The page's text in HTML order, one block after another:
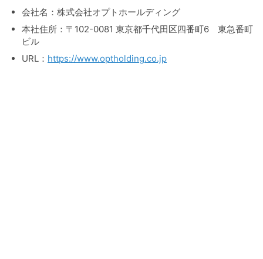
会社名：株式会社オプトホールディング
本社住所：〒102-0081 東京都千代田区四番町6 東急番町
ビル
URL： https://www.optholding.co.jp